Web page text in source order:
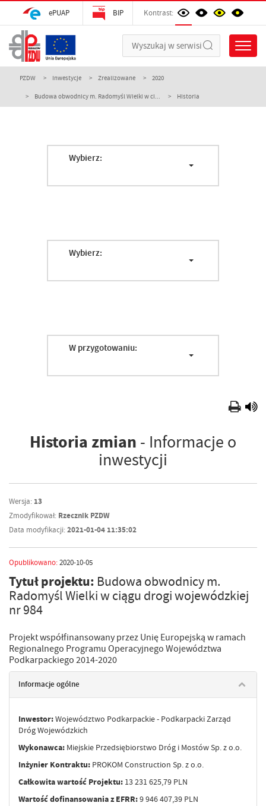
ePUAP BIP Kontrast:
PZDW Inwestycje Zrealizowane 2020
Budowa obwodnicy m. Radomyśl Wielki w ci... Historia
Wybierz:
Wybierz:
W przygotowaniu:
Historia zmian - Informacje o
inwestycji
Wersja: 13
Zmodyfikował: Rzecznik PZDW
Data modyfikacji:2021-01-04 11:35:02
Opublikowano:2020-10-05
Tytuł projektu: Budowa obwodnicy m.
Radomyśl Wielki w ciągu drogi wojewódzkiej
nr 984
Projekt współfinansowany przez Unię Europejską w ramach
Regionalnego Programu Operacyjnego Województwa
Podkarpackiego 2014-2020
Informacje ogólne
Inwestor:Województwo Podkarpackie - Podkarpacki Zarząd
Dróg Wojewódzkich
Wykonawca: Miejskie Przedsiębiorstwo Dróg i Mostów Sp. z o.o.
Inżynier Kontraktu: PROKOM Construction Sp. z o.o.
Całkowita wartość Projektu: 13 231 625,79 PLN
Wartość dofinansowania z EFRR:9 946 407,39 PLN